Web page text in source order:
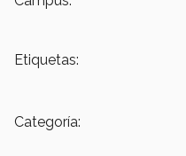
Etiquetas:
Categoría: